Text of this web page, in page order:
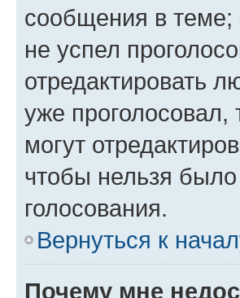
сообщения в теме;
не успел
отредактировать
уже
могут
чтобы нельзя
голосования.
Вернуться к
Почему мне